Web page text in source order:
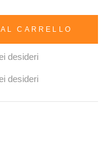
CARRELLO
desideri
desideri